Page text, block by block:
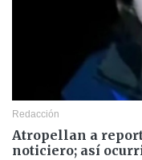
Redacción
Atropellan a
noticiero; así